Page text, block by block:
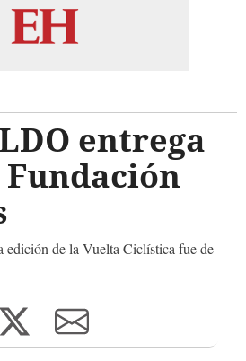
entrega
edición de la Vuelta Ciclística fue de